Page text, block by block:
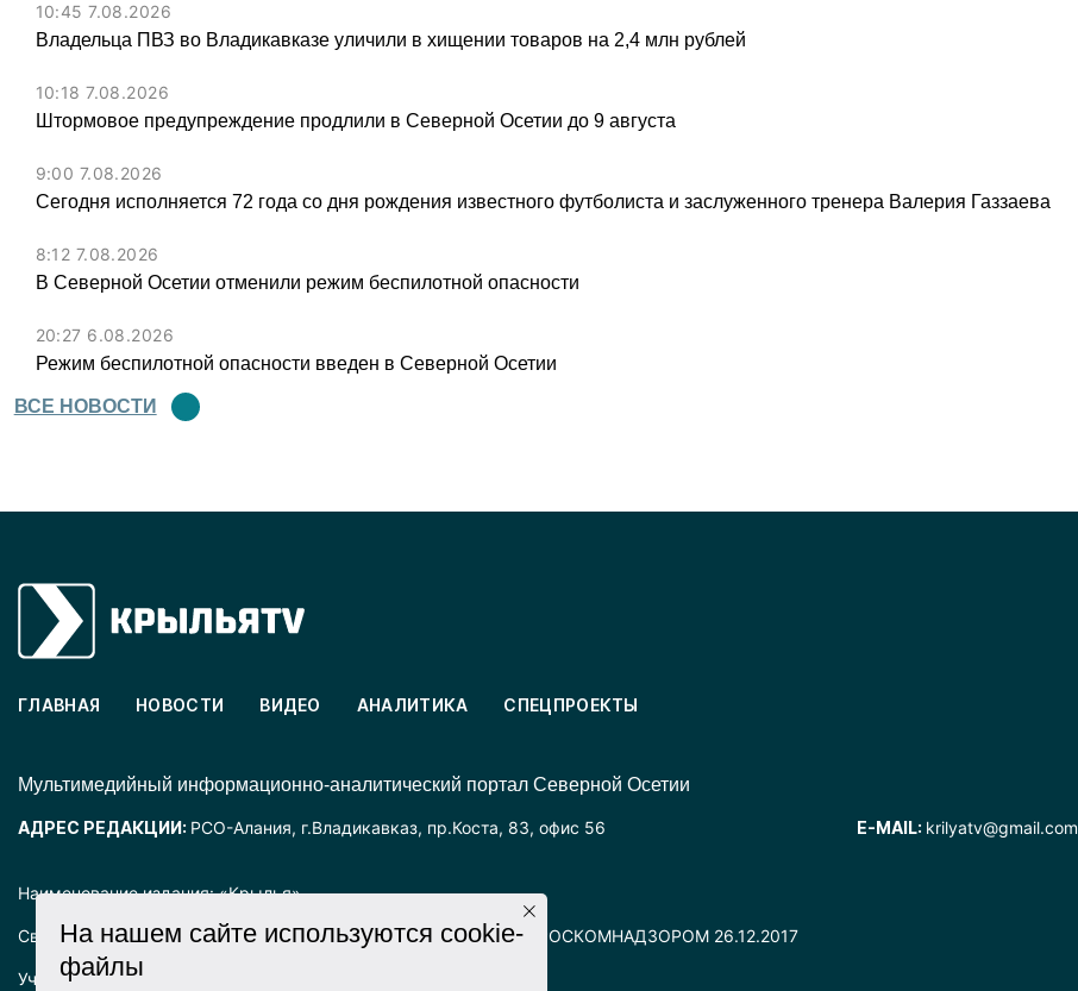
10:45 7.08.2026
Владельца ПВЗ во Владикавказе уличили в хищении товаров на 2,4 млн рублей
10:18 7.08.2026
Штормовое предупреждение продлили в Северной Осетии до 9 августа
9:00 7.08.2026
Сегодня исполняется 72 года со дня рождения известного футболиста и заслуженного тренера Валерия Газзаева
8:12 7.08.2026
В Северной Осетии отменили режим беспилотной опасности
20:27 6.08.2026
Режим беспилотной опасности введен в Северной Осетии
ВСЕ НОВОСТИ
Наименование издания: «Крылья».
Свидетельство о регистрации СМИ ЭЛ № ФС77-72025 выдано РОСКОМНАДЗОРОМ 26.12.2017
Учредитель: ООО «Крылья».
ГЛАВНАЯ НОВОСТИ ВИДЕО АНАЛИТИКА СПЕЦПРОЕКТЫ
Mультимедийный информационно-аналитический портал Северной Осетии
АДРЕС РЕДАКЦИИ: РСО-Алания, г.Владикавказ, пр.Коста, 83, офис 56 E-MAIL: krilyatv@gmail.com
На нашем сайте используются cookie-
файлы